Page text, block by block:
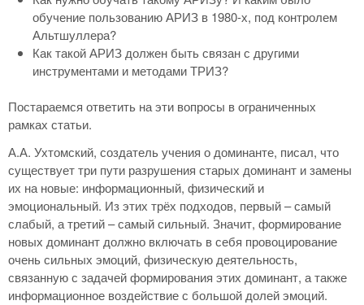
обучение пользованию АРИЗ в 1980-х, под контролем
Альтшуллера?
Как такой АРИЗ должен быть связан с другими
инструментами и методами ТРИЗ?
Постараемся ответить на эти вопросы в ограниченных
рамках статьи.
А.А. Ухтомский, создатель учения о доминанте, писал, что
существует три пути разрушения старых доминант и замены
их на новые: информационный, физический и
эмоциональный. Из этих трёх подходов, первый – самый
слабый, а третий – самый сильный. Значит, формирование
новых доминант должно включать в себя провоцирование
очень сильных эмоций, физическую деятельность,
связанную с задачей формирования этих доминант, а также
информационное воздействие с большой долей эмоций.